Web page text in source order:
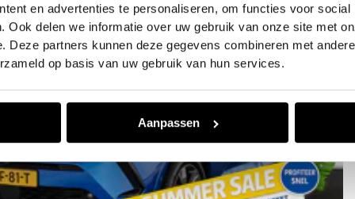
en advertenties te personaliseren, om functies voor
Ook delen we informatie over uw gebruik van onze site met
Deze partners kunnen deze gegevens combineren met
op basis van uw gebruik van hun services.
Aanpassen